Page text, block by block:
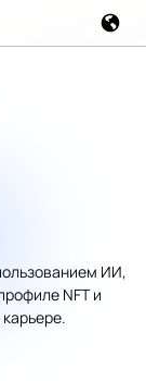
ИИ,
NFT и